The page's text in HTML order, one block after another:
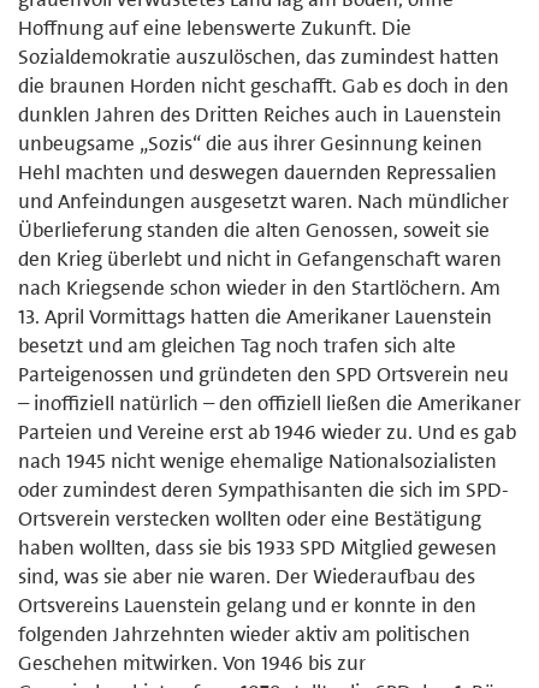
Hoffnung auf eine lebenswerte Zukunft. Die
Sozialdemokratie auszulöschen, das zumindest hatten
die braunen Horden nicht geschafft. Gab es doch in den
dunklen Jahren des Dritten Reiches auch in Lauenstein
unbeugsame „Sozis“ die aus ihrer Gesinnung keinen
Hehl machten und deswegen dauernden Repressalien
und Anfein­dungen ausgesetzt waren. Nach mündlicher
Überlieferung standen die alten Genossen, soweit sie
den Krieg überlebt und nicht in Gefangenschaft waren
nach Kriegsende schon wieder in den Startlöchern. Am
13. April Vormittags hatten die Amerikaner Lauenstein
besetzt und am gleichen Tag noch trafen sich alte
Parteigenossen und gründeten den SPD Ortsverein neu
– inoffiziell natürlich – den offiziell ließen die Amerikaner
Parteien und Vereine erst ab 1946 wieder zu. Und es gab
nach 1945 nicht wenige ehemalige Nationalsozialisten
oder zumindest deren Sympathisanten die sich im SPD-
Ortsverein verstecken wollten oder eine Bestätigung
haben wollten, dass sie bis 1933 SPD Mitglied gewesen
sind, was sie aber nie waren. Der Wiederaufbau des
Ortsvereins Lauenstein gelang und er konnte in den
folgenden Jahrzehnten wieder aktiv am politischen
Geschehen mitwirken. Von 1946 bis zur